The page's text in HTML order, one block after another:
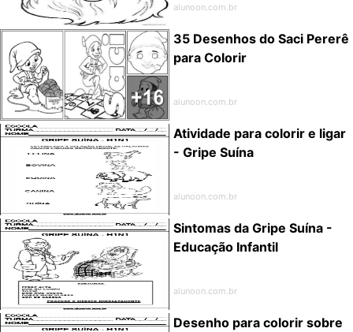
alunoon.com.br
35 Desenhos do Saci Pererê
para Colorir
alunoon.com.br
Atividade para colorir e ligar
- Gripe Suína
alunoon.com.br
Sintomas da Gripe Suína -
Educação Infantil
alunoon.com.br
Desenho para colorir sobre